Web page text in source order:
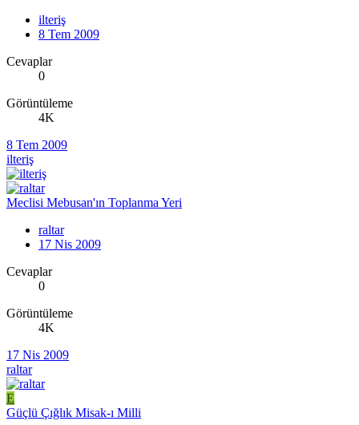
ilteriş
8 Tem 2009
Cevaplar
0
Görüntüleme
4K
8 Tem 2009
ilteriş
Meclisi Mebusan'ın Toplanma Yeri
raltar
17 Nis 2009
Cevaplar
0
Görüntüleme
4K
17 Nis 2009
raltar
E
Güçlü Çığlık Misak-ı Milli